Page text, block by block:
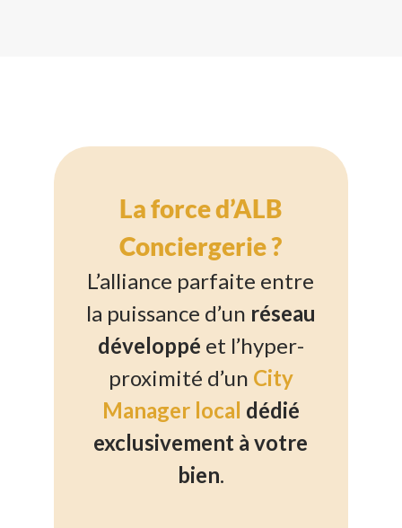
La force d’ALB
Conciergerie ?
L’alliance parfaite entre
la puissance d’un réseau
développé et l’hyper-
proximité d’un City
Manager local dédié
exclusivement à votre
bien.